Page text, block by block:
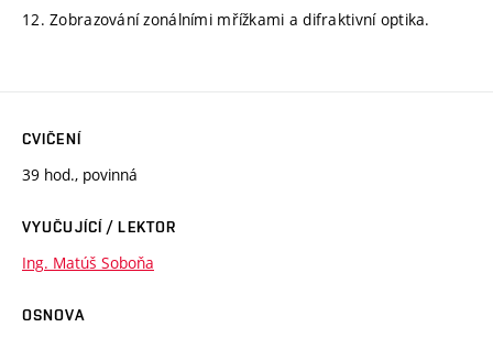
12. Zobrazování zonálními mřížkami a difraktivní optika.
CVIČENÍ
39 hod., povinná
VYUČUJÍCÍ / LEKTOR
Ing. Matúš Soboňa
OSNOVA